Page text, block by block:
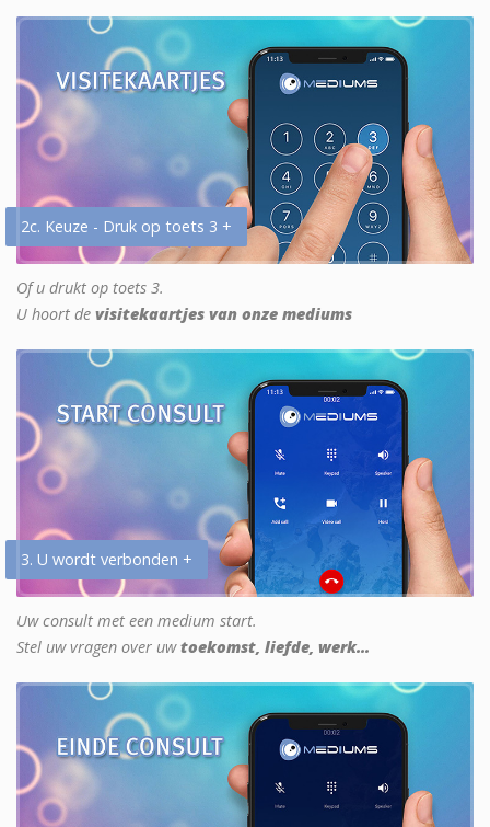
2c. Keuze - Druk op toets 3 +
Of u drukt op toets 3.
U hoort de visitekaartjes van onze mediums
3. U wordt verbonden +
Uw consult met een medium start.
Stel uw vragen over uwtoekomst, liefde, werk...